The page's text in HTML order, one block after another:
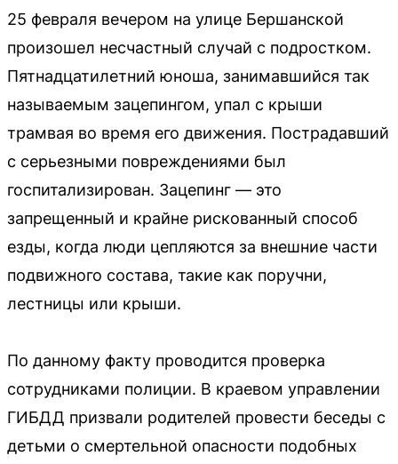
25 февраля вечером на улице Бершанской
произошел несчастный случай с подростком.
Пятнадцатилетний юноша, занимавшийся так
называемым зацепингом, упал с крыши
трамвая во время его движения. Пострадавший
с серьезными повреждениями был
госпитализирован. Зацепинг — это
запрещенный и крайне рискованный способ
езды, когда люди цепляются за внешние части
подвижного состава, такие как поручни,
лестницы или крыши.
По данному факту проводится проверка
сотрудниками полиции. В краевом управлении
ГИБДД призвали родителей провести беседы с
детьми о смертельной опасности подобных